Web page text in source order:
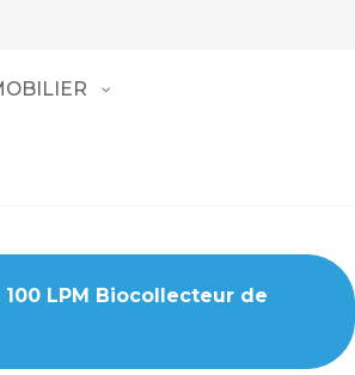
100 LPM Biocollecteur de